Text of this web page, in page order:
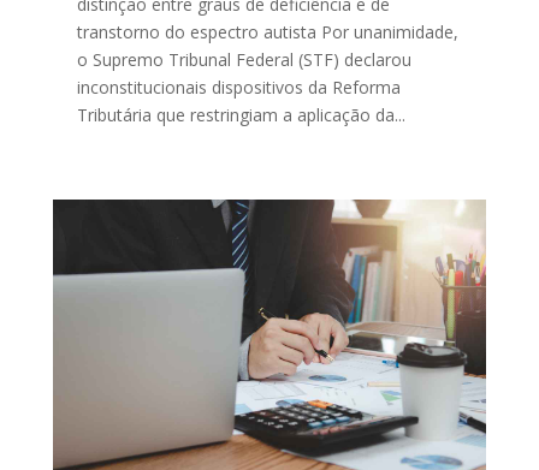
transtorno do espectro autista Por unanimidade,
o Supremo Tribunal Federal (STF) declarou
inconstitucionais dispositivos da Reforma
Tributária que restringiam a aplicação da...